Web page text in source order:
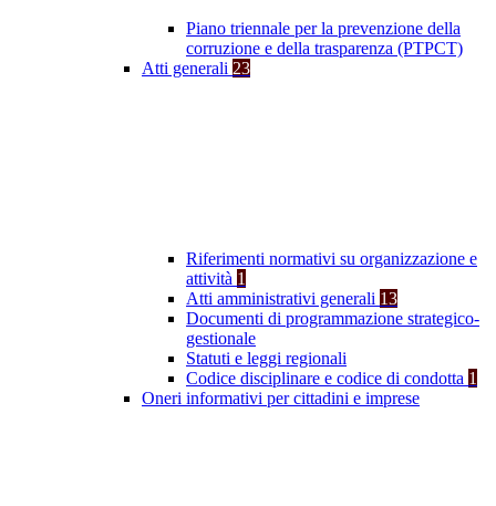
Piano triennale per la prevenzione della
corruzione e della trasparenza (PTPCT)
Atti generali 23
Riferimenti normativi su organizzazione e
attività 1
Atti amministrativi generali 13
Documenti di programmazione strategico-
gestionale
Statuti e leggi regionali
Codice disciplinare e codice di condotta 1
Oneri informativi per cittadini e imprese